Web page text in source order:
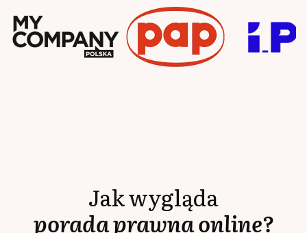
Jak wygląda
porada prawna online?